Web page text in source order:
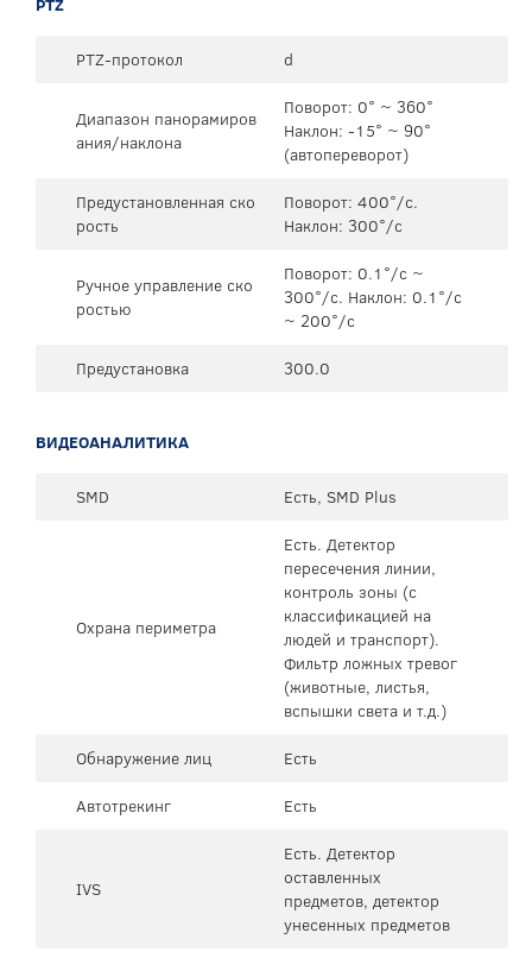
PTZ-протокол d
Диапазон панорамиров
ания/наклона
Поворот: 0° ~ 360°
Наклон: -15° ~ 90°
(автопереворот)
Предустановленная ско
рость
Поворот: 400°/c.
Наклон: 300°/c
Ручное управление ско
ростью
Поворот: 0.1°/c ~
300°/c. Наклон: 0.1°/c
~ 200°/c
Предустановка
300.0
ВИДЕОАНАЛИТИКА
SMD Есть, SMD Plus
Охрана периметра
Есть. Детектор
пересечения линии,
контроль зоны (с
классификацией на
людей и транспорт).
Фильтр ложных тревог
(животные, листья,
вспышки света и т.д.)
Обнаружение лиц
Есть
Автотрекинг
Есть
IVS
Есть. Детектор
оставленных
предметов, детектор
унесенных предметов